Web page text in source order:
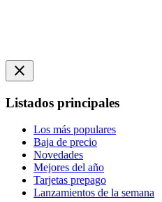
close
Listados principales
Los más populares
Baja de precio
Novedades
Mejores del año
Tarjetas prepago
Lanzamientos de la semana